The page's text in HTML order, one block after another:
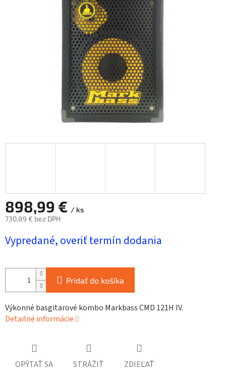
898,99 € / ks
730,89 € bez DPH
cena:
Vypredané, overiť termín dodania
Pridať do košíka
Výkonné basgitarové kombo Markbass CMD 121H IV.
Detailné informácie
OPÝTAŤ SA STRÁŽIŤ ZDIEĽAŤ